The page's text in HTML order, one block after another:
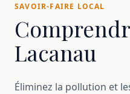
SAVOIR-FAIRE LOCAL
Lacanau
Éliminez la pollution et